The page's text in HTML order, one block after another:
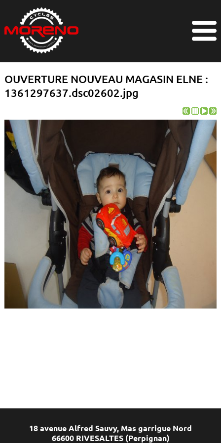
OUVERTURE NOUVEAU MAGASIN ELNE :
1361297637.dsc02602.jpg
18 avenue Alfred Sauvy, Mas garrigue Nord
66600 RIVESALTES (Perpignan)